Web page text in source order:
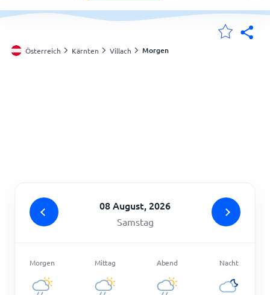
Schweiz
Deutschland
Österreich Kärnten Villach Morgen
08 August, 2026
Samstag
Morgen Mittag Abend Nacht